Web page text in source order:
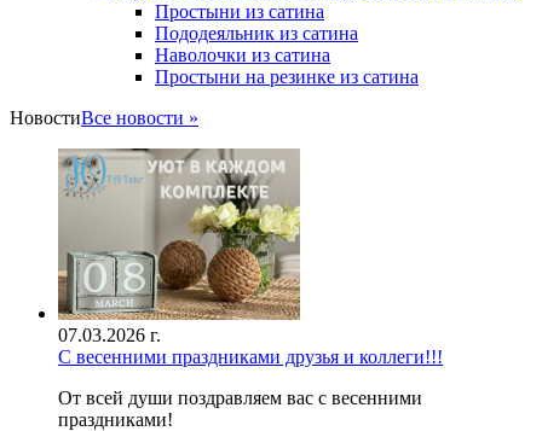
Простыни из сатина
Пододеяльник из сатина
Наволочки из сатина
Простыни на резинке из сатина
НовостиВсе новости »
07.03.2026 г.
С весенними праздниками друзья и коллеги!!!
От всей души поздравляем вас с весенними
праздниками!